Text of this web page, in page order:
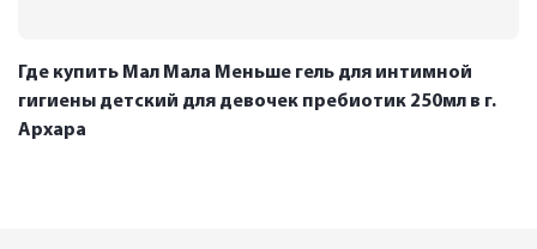
Где купить Мал Мала Меньше гель для интимной
гигиены детский для девочек пребиотик 250мл в г.
Архара